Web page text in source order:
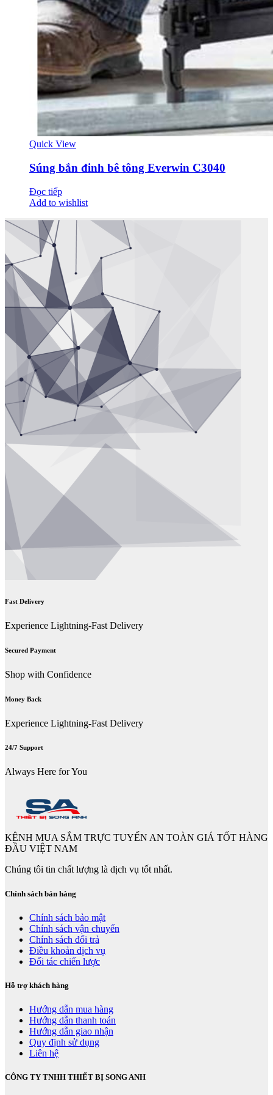
Quick View
Súng bắn đinh bê tông Everwin C3040
Đọc tiếp
Add to wishlist
Fast Delivery
Experience Lightning-Fast Delivery
Secured Payment
Shop with Confidence
Money Back
Experience Lightning-Fast Delivery
24/7 Support
Always Here for You
KÊNH MUA SẮM TRỰC TUYẾN AN TOÀN GIÁ TỐT HÀNG
ĐẦU VIỆT NAM
Chúng tôi tin chất lượng là dịch vụ tốt nhất.
Chính sách bán hàng
Chính sách bảo mật
Chính sách vận chuyển
Chính sách đổi trả
Điều khoản dịch vụ
Đối tác chiến lược
Hỗ trợ khách hàng
Hướng dẫn mua hàng
Hướng dẫn thanh toán
Hướng dẫn giao nhận
Quy định sử dụng
Liên hệ
CÔNG TY TNHH THIẾT BỊ SONG ANH